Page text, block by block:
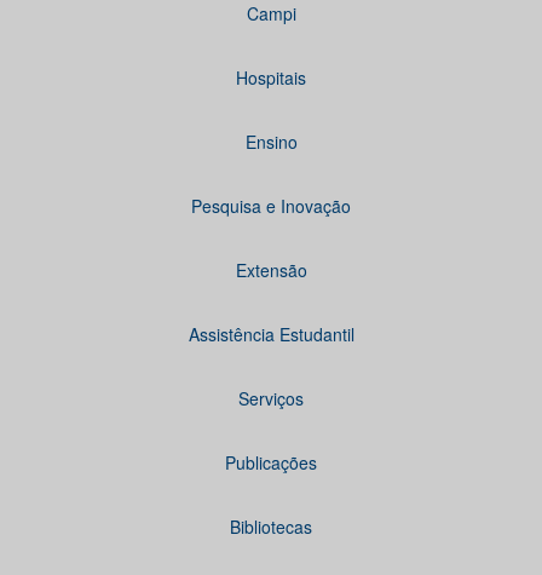
Campi
Hospitais
Ensino
Pesquisa e Inovação
Extensão
Assistência Estudantil
Serviços
Publicações
Bibliotecas